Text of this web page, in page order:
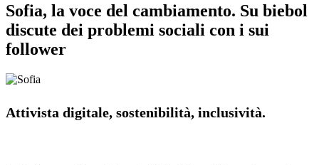
Sofia, la voce del cambiamento. Su biebol
discute dei problemi sociali con i sui
follower
Attivista digitale, sostenibilità, inclusività.